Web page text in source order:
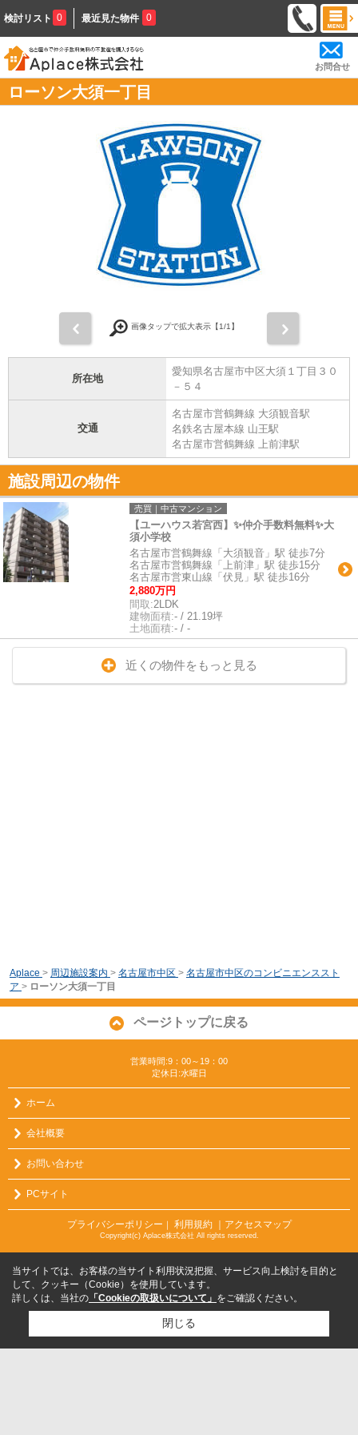
検討リスト 0 最近見た物件 0
お問合せ
ローソン大須一丁目
画像タップで拡大表示【1/1】
所在地
愛知県名古屋市中区大須１丁目３０
－５４
交通
名古屋市営鶴舞線 大須観音駅
名鉄名古屋本線 山王駅
名古屋市営鶴舞線 上前津駅
施設周辺の物件
売買｜中古マンション
【ユーハウス若宮西】✨️仲介手数料無料✨️大
須小学校
名古屋市営鶴舞線「大須観音」駅 徒歩7分
名古屋市営鶴舞線「上前津」駅 徒歩15分
名古屋市営東山線「伏見」駅 徒歩16分
2,880万円
間取:2LDK
建物面積:- / 21.19坪
土地面積:- / -
近くの物件をもっと見る
Aplace > 周辺施設案内 > 名古屋市中区 > 名古屋市中区のコンビニエンススト
ア > ローソン大須一丁目
ページトップに戻る
営業時間:9：00～19：00
定休日:水曜日
ホーム
会社概要
お問い合わせ
PCサイト
プライバシーポリシー ｜ 利用規約 ｜アクセスマップ
Copyright(c) Aplace株式会社 All rights reserved.
当サイトでは、お客様の当サイト利用状況把握、サービス向上検討を目的と
して、クッキー（Cookie）を使用しています。
詳しくは、当社の 「Cookieの取扱いについて」 をご確認ください。
閉じる